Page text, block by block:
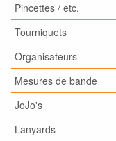
Pincettes / etc.
Tourniquets
Organisateurs
Mesures de bande
JoJo's
Lanyards